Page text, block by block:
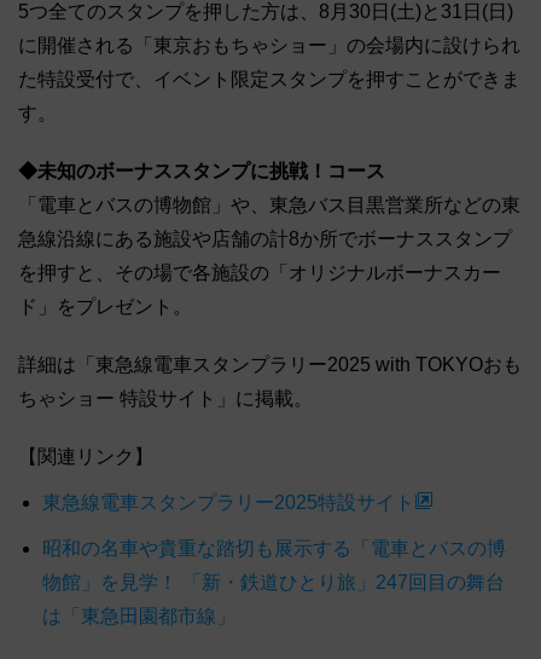
5つ全てのスタンプを押した方は、8月30日(土)と31日(日)
に開催される「東京おもちゃショー」の会場内に設けられ
た特設受付で、イベント限定スタンプを押すことができま
す。
◆未知のボーナススタンプに挑戦！コース
「電車とバスの博物館」や、東急バス目黒営業所などの東
急線沿線にある施設や店舗の計8か所でボーナススタンプ
を押すと、その場で各施設の「オリジナルボーナスカー
ド」をプレゼント。
詳細は「東急線電車スタンプラリー2025 with TOKYOおも
ちゃショー 特設サイト」に掲載。
【関連リンク】
東急線電車スタンプラリー2025特設サイト
昭和の名車や貴重な踏切も展示する「電車とバスの博
物館」を見学！ 「新・鉄道ひとり旅」247回目の舞台
は「東急田園都市線」